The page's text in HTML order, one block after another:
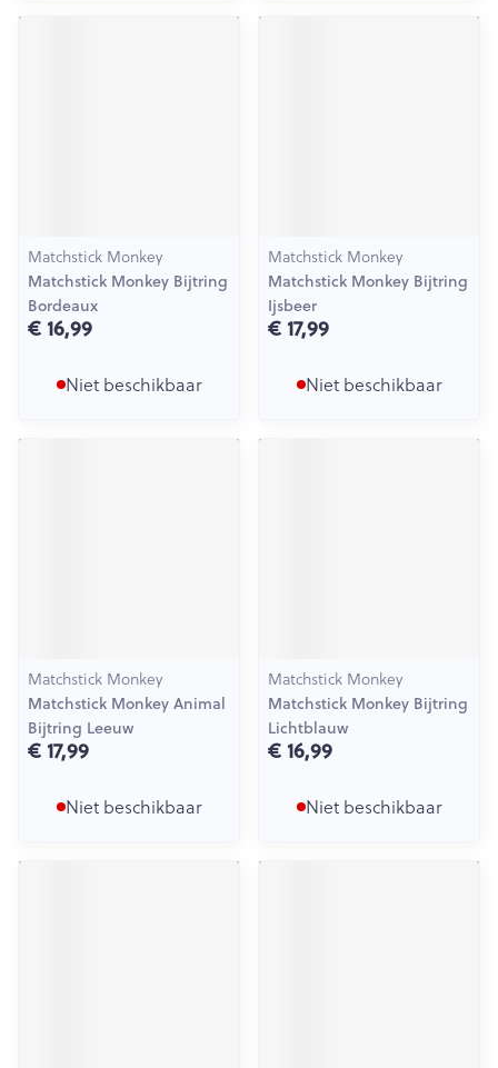
Matchstick Monkey
Matchstick Monkey Bijtring
Bordeaux
€ 16,99
Niet beschikbaar
Matchstick Monkey
Matchstick Monkey Bijtring
Ijsbeer
€ 17,99
Niet beschikbaar
Matchstick Monkey
Matchstick Monkey Animal
Bijtring Leeuw
€ 17,99
Niet beschikbaar
Matchstick Monkey
Matchstick Monkey Bijtring
Lichtblauw
€ 16,99
Niet beschikbaar